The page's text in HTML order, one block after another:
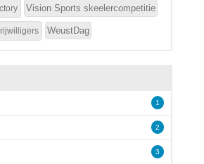
Vision Sports skeelercompetitie
WeustDag
1
2
3